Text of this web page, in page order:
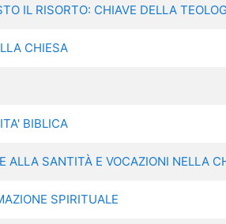
IL RISORTO: CHIAVE DELLA
CHIESA
BIBLICA
ALLA SANTITÀ E VOCAZIONI NELLA
SPIRITUALE